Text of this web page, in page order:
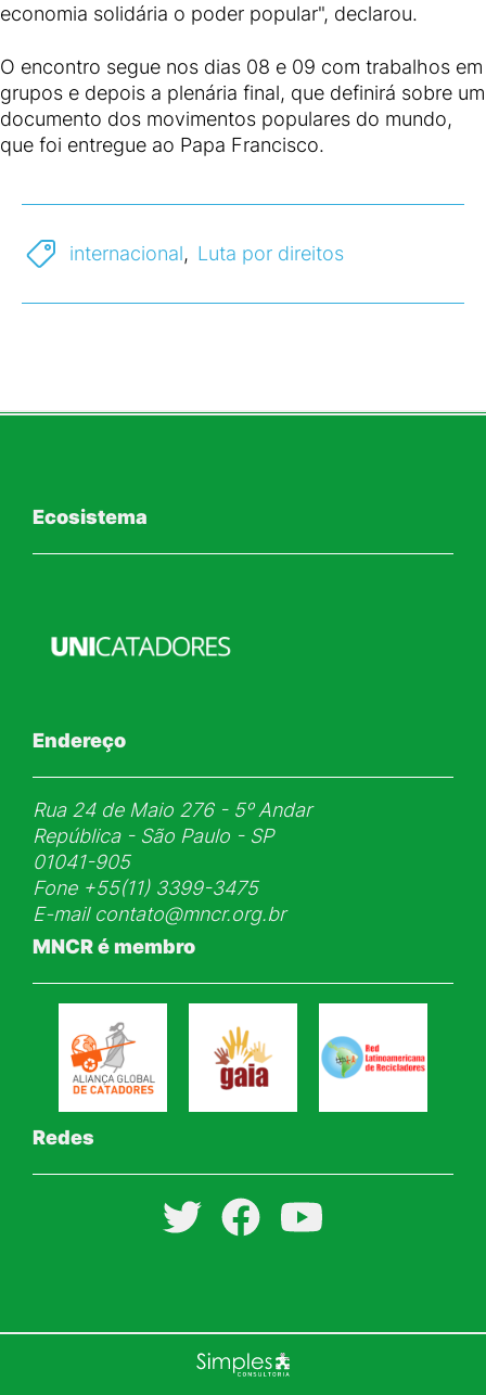
economia solidária o poder popular", declarou.
O encontro segue nos dias 08 e 09 com trabalhos em
grupos e depois a plenária final, que definirá sobre um
documento dos movimentos populares do mundo,
que foi entregue ao Papa Francisco.
internacional, Luta por direitos
Ecosistema
Endereço
Rua 24 de Maio 276 - 5ᵒ Andar
República - São Paulo - SP
01041-905
Fone+55(11) 3399-3475
E-mail contato@mncr.org.br
MNCR é membro
Redes